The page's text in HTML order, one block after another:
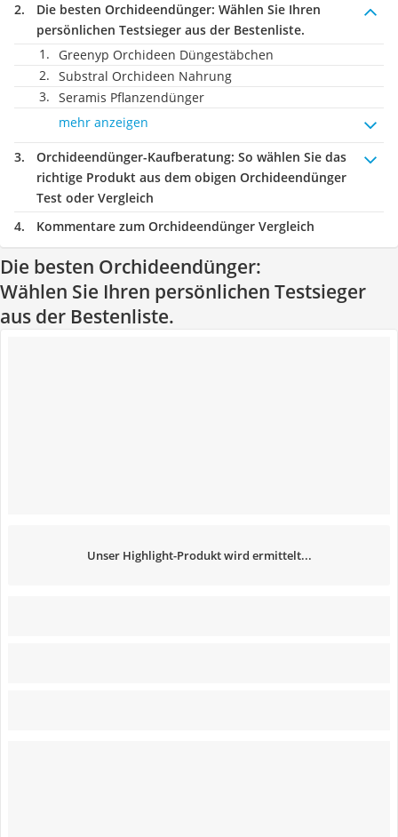
Die besten Orchideendünger: Wählen Sie Ihren
persönlichen Testsieger aus der Bestenliste.
Greenyp Orchideen Düngestäbchen
Substral Orchideen Nahrung
Seramis Pflanzendünger
mehr anzeigen
Orchideendünger-Kaufberatung: So wählen Sie das
richtige Produkt aus dem obigen Orchideendünger
Test oder Vergleich
Kommentare zum Orchideendünger Vergleich
Die besten Orchideendünger:
Wählen Sie Ihren persönlichen Testsieger
aus der Bestenliste.
Unser Highlight-Produkt wird ermittelt...